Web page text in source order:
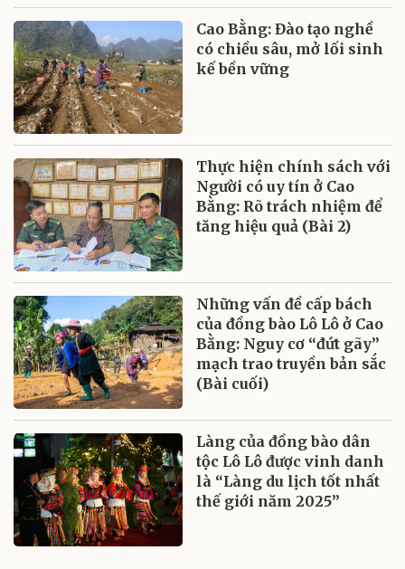
Cao Bằng: Đào tạo nghề
có chiều sâu, mở lối sinh
kế bền vững
Thực hiện chính sách với
Người có uy tín ở Cao
Bằng: Rõ trách nhiệm để
tăng hiệu quả (Bài 2)
Những vấn đề cấp bách
của đồng bào Lô Lô ở Cao
Bằng: Nguy cơ “đứt gãy”
mạch trao truyền bản sắc
(Bài cuối)
Làng của đồng bào dân
tộc Lô Lô được vinh danh
là “Làng du lịch tốt nhất
thế giới năm 2025”